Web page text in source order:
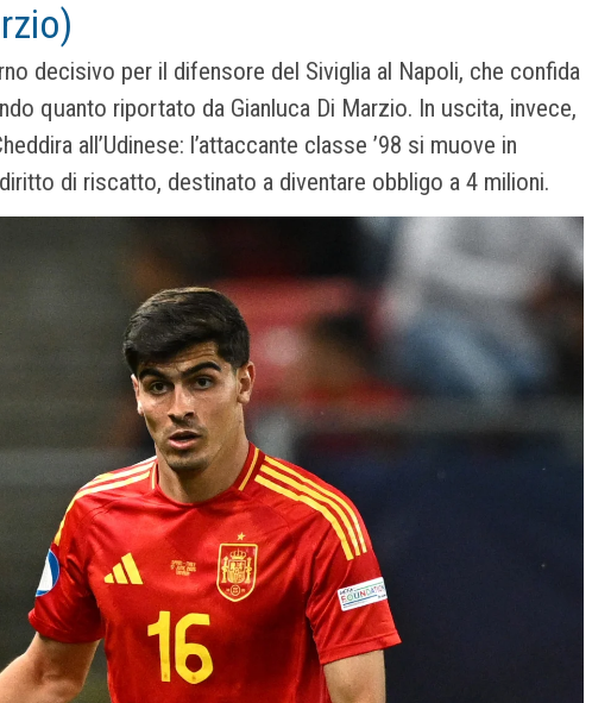
decisivo per il difensore del Siviglia al Napoli, che confida
quanto riportato da Gianluca Di Marzio. In uscita, invece,
all’Udinese: l’attaccante classe ’98 si muove in
di riscatto, destinato a diventare obbligo a 4 milioni.